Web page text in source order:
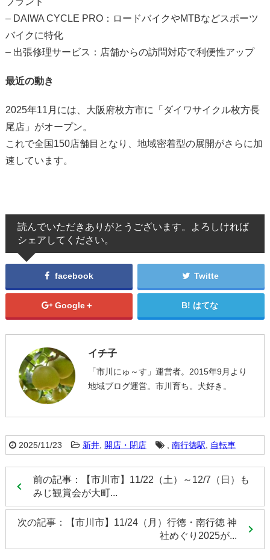
– DAIWA CYCLE PRO：ロードバイクやMTBなどスポーツ
バイクに特化
– 出張修理サービス：店舗からの訪問対応で利便性アップ
最近の動き
2025年11月には、大阪府枚方市に「ダイワサイクル枚方長
尾店」がオープン。
これで全国150店舗目となり、地域密着型の展開がさらに加
速しています。
読んでいただきありがとうございます。よろしければ
シェアしてください。
facebook Twitte
Google＋ はてな
イチ子
「市川にゅ～す」運営者。2015年9月より
地域ブログ運営。市川育ち。犬好き。
2025/11/23 新井, 開店・閉店 , 南行徳駅, 自転車
前の記事：【市川市】11/22（土）～12/7（日）も
みじ観賞会が大町...
次の記事：【市川市】11/24（月）行徳・南行徳 神
社めぐり2025が...